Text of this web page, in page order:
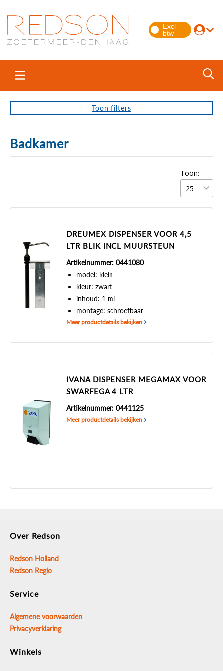
Toon filters
Badkamer
Toon:
DREUMEX DISPENSER VOOR 4,5
LTR BLIK INCL MUURSTEUN
Artikelnummer: 0441080
model: klein
kleur: zwart
inhoud: 1 ml
montage: schroefbaar
Meer productdetails bekijken
IVANA DISPENSER MEGAMAX VOOR
SWARFEGA 4 LTR
Artikelnummer: 0441125
Meer productdetails bekijken
Over Redson
Redson Holland
Redson Regio
Service
Algemene voorwaarden
Privacyverklaring
Winkels